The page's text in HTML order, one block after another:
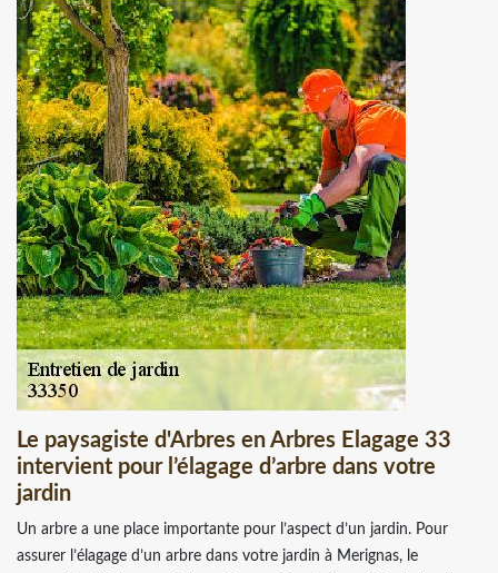
Le paysagiste d'Arbres en Arbres Elagage 33
intervient pour l’élagage d’arbre dans votre
jardin
Un arbre a une place importante pour l’aspect d’un jardin. Pour
assurer l’élagage d’un arbre dans votre jardin à Merignas, le